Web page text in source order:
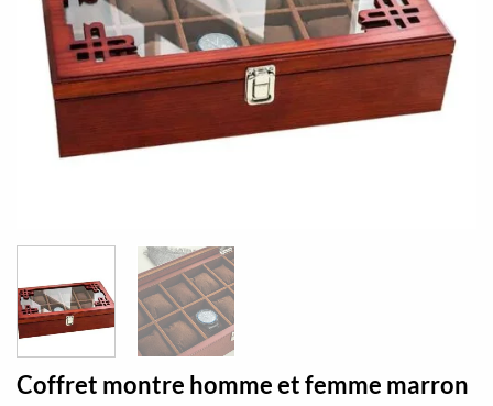
Coffret montre homme et femme marron